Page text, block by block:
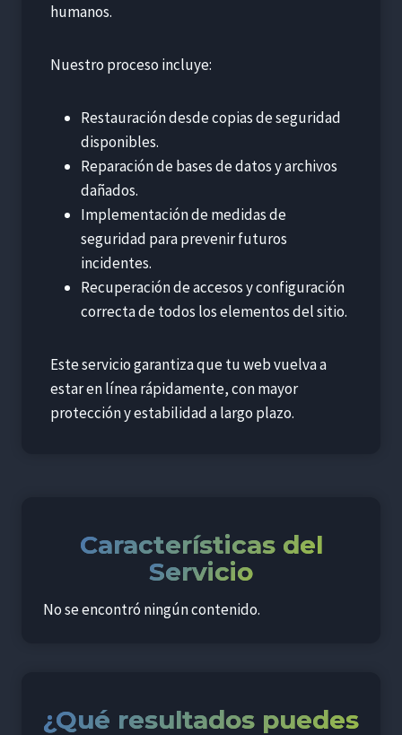
humanos.
Nuestro proceso incluye:
Restauración desde copias de seguridad
disponibles.
Reparación de bases de datos y archivos
dañados.
Implementación de medidas de
seguridad para prevenir futuros
incidentes.
Recuperación de accesos y configuración
correcta de todos los elementos del sitio.
Este servicio garantiza que tu web vuelva a
estar en línea rápidamente, con mayor
protección y estabilidad a largo plazo.
Características del
Servicio
No se encontró ningún contenido.
¿Qué resultados puedes